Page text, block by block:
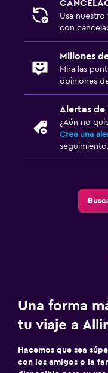
Usa
con
Millones
Mira las
opiniones
Alertas de
¿Aún no
Crea una
seguimiento.
Una forma
tu viaje a
Hacemos que sea
con los amigos o la